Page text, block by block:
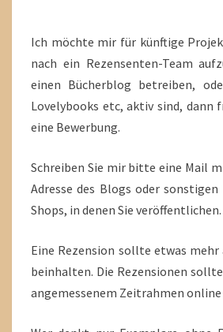
Ich möchte mir für künftige
nach ein Rezensenten-Team
einen Bücherblog betreiben,
Lovelybooks etc, aktiv sind, dann
eine Bewerbung.
Schreiben Sie mir bitte eine Mail
Adresse des Blogs oder
Shops, in denen Sie veröffentlichen.
Eine Rezension sollte etwas
beinhalten. Die Rezensionen
angemessenem Zeitrahmen online